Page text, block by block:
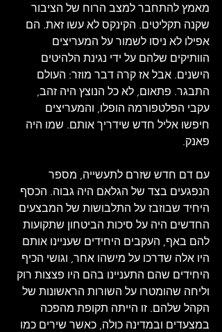
מאמץ להתחבר למצב הרוח של הציבור
שקנה תקליטים. הקינקס לא עשו זאת. הם
אפילו לא ניסו לשמור על המעריצים
הוותיקים שלהם על ידי נגינת הלהיטים
הישנים. אבל אז קרה דבר מוזר: העולם
התבגר. פתאום, לא כל הנוצץ היה זהב,
עקבי הפלטפורמה הופלו, והמעריצים
חיפשו אליל חדש שידריך אותם. שמו היה
פאנק.
עם דם חדש שזרם לתעשייה, מספר
הנפגעים בצד של הגלאם היה גבוה. הכסף
היחיד שבוזבז על התלבושות של המבצעים
החדשים היה על סיכות הביטחון שתקועות
להם באף, העקבים היחידים שעניינו אותם
היו אלה שדרכו על מישהו אחר, וגושי הכיף
היחידים שהם התעניינו בהם היו פצצות רוק
וליחה שהומטרו על השורות הראשונות של
הקהל שלהם. זו הייתה תקופת מהפכה
במצעדים ובמדינה כולה, כאשר שירים כמו